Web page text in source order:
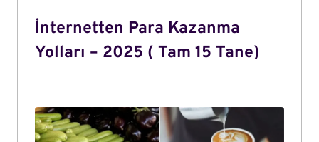
İnternetten Para Kazanma
Yolları – 2025 ( Tam 15 Tane)